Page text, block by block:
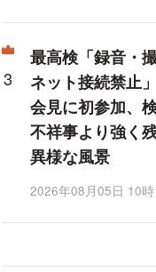
最高検「録音・
ネット接続禁止
会見に初参加、
不祥事より強く
異様な風景
2026年08月05日 10